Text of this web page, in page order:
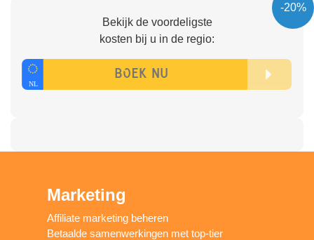
-20%
Bekijk de voordeligste
kosten bij u in de regio:
Marketing
Affiliate marketing beheren
Betaalde samenwerkingen met top-tier